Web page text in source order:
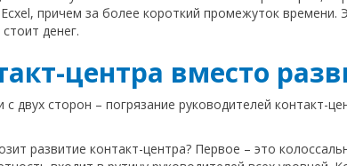
причем за более короткий промежуток времени.
денег.
центра вместо
двух сторон – погрязание руководителей контакт-
развитие контакт-центра? Первое – это